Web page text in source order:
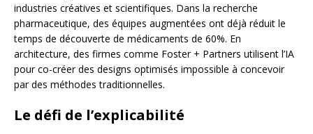
industries créatives et scientifiques. Dans la recherche
pharmaceutique, des équipes augmentées ont déjà réduit le
temps de découverte de médicaments de 60%. En
architecture, des firmes comme Foster + Partners utilisent l’IA
pour co-créer des designs optimisés impossible à concevoir
par des méthodes traditionnelles.
Le défi de l’explicabilité